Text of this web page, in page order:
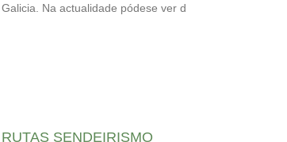
Galicia. Na actualidade pódese ver d
RUTAS SENDEIRISMO